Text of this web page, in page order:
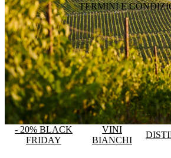
TERMINI E
- 20% BLACK
FRIDAY
VINI
BIANCHI